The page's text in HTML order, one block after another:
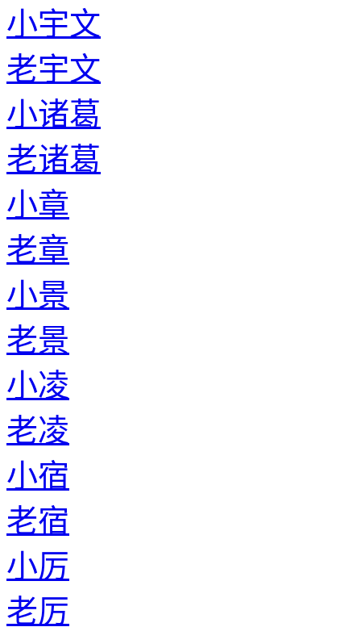
小宇文
老宇文
小诸葛
老诸葛
小章
老章
小景
老景
小凌
老凌
小宿
老宿
小厉
老厉